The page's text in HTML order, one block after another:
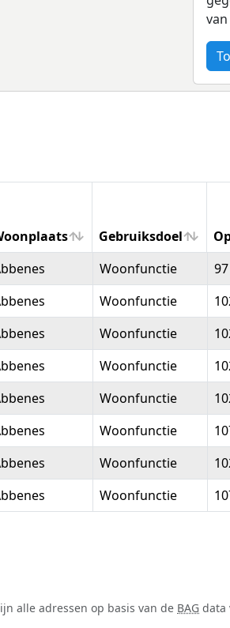
Gebruiksdoel
Gebruiksdoel
Woonfunctie
Woonfunctie
Woonfunctie
Woonfunctie
Woonfunctie
Woonfunctie
Woonfunctie
Woonfunctie
alle adressen op basis van de BAG data